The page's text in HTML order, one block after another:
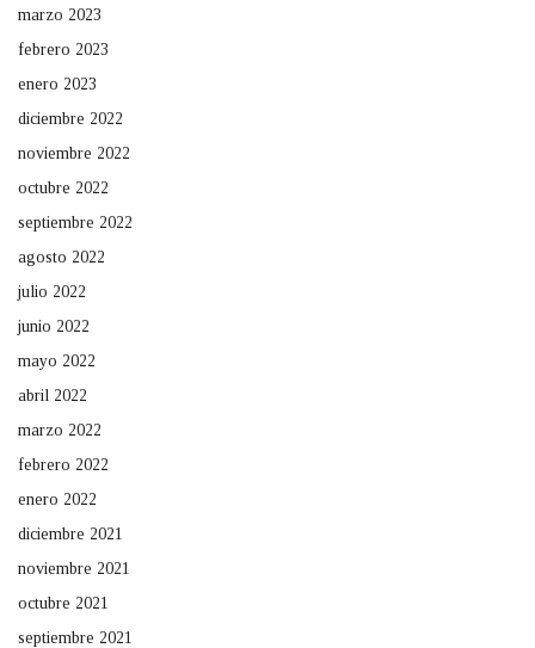
marzo 2023
febrero 2023
enero 2023
diciembre 2022
noviembre 2022
octubre 2022
septiembre 2022
agosto 2022
julio 2022
junio 2022
mayo 2022
abril 2022
marzo 2022
febrero 2022
enero 2022
diciembre 2021
noviembre 2021
octubre 2021
septiembre 2021